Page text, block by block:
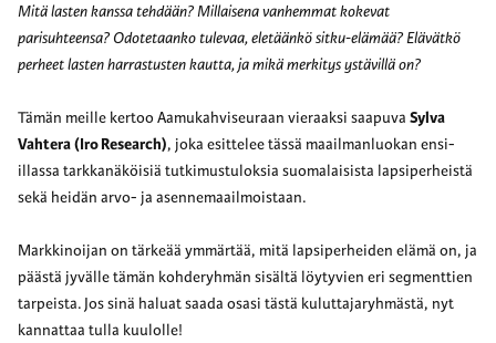
Mitä lasten kanssa tehdään? Millaisena vanhemmat kokevat
parisuhteensa? Odotetaanko tulevaa, eletäänkö sitku-elämää? Elävätkö
perheet lasten harrastusten kautta, ja mikä merkitys ystävillä on?
Tämän meille kertoo Aamukahviseuraan vieraaksi saapuva Sylva
Vahtera(Iro Research), joka esittelee tässä maailmanluokan ensi-
illassa tarkkanäköisiä tutkimustuloksia suomalaisista lapsiperheistä
sekä heidän arvo- ja asennemaailmoistaan.
Markkinoijan on tärkeää ymmärtää, mitä lapsiperheiden elämä on, ja
päästä jyvälle tämän kohderyhmän sisältä löytyvien eri segmenttien
tarpeista. Jos sinä haluat saada osasi tästä kuluttajaryhmästä, nyt
kannattaa tulla kuulolle!